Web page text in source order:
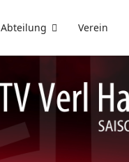
Abteilung Verein